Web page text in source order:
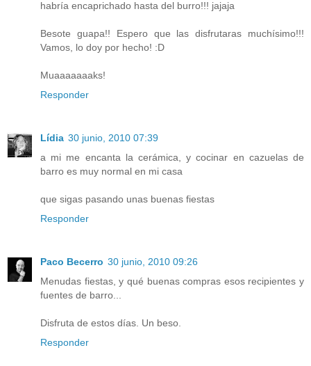
habría encaprichado hasta del burro!!! jajaja
Besote guapa!! Espero que las disfrutaras muchísimo!!!
Vamos, lo doy por hecho! :D
Muaaaaaaaks!
Responder
Lídia 30 junio, 2010 07:39
a mi me encanta la cerámica, y cocinar en cazuelas de
barro es muy normal en mi casa
que sigas pasando unas buenas fiestas
Responder
Paco Becerro 30 junio, 2010 09:26
Menudas fiestas, y qué buenas compras esos recipientes y
fuentes de barro...
Disfruta de estos días. Un beso.
Responder